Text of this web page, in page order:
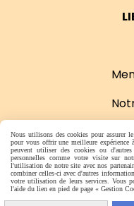
Nos
Mentions Légales
Se rétracter
Nous utilisons des cookies pour assurer
pour vous offrir une meilleure expérience
peuvent utiliser des cookies ou
personnelles comme votre visite sur
l'utilisation de notre site avec nos
combiner celles-ci avec d'autres
votre utilisation de leurs services. Vous
l'aide du lien en pied de page « Gestion